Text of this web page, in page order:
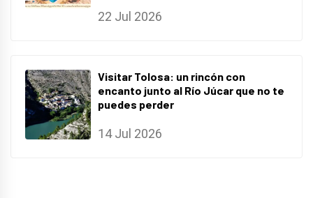
22 Jul 2026
Visitar Tolosa: un rincón con
encanto junto al Río Júcar que no te
puedes perder
14 Jul 2026